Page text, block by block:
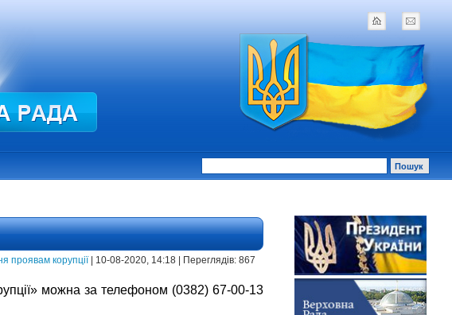
проявам корупції| 10-08-2020, 14:18 | Переглядів: 867
можна за телефоном (0382) 67-00-13